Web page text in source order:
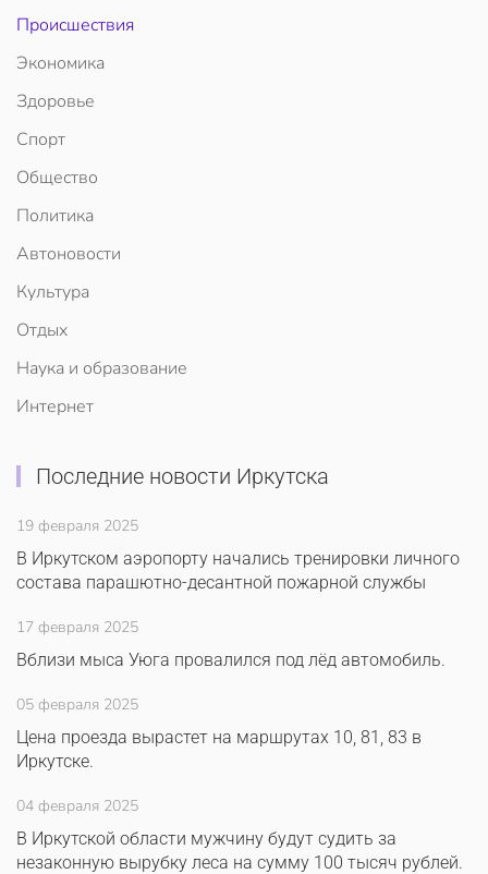
Происшествия
Экономика
Здоровье
Спорт
Общество
Политика
Автоновости
Культура
Отдых
Наука и образование
Интернет
Последние новости Иркутска
19 февраля 2025
В Иркутском аэропорту начались тренировки личного
состава парашютно-десантной пожарной службы
17 февраля 2025
Вблизи мыса Уюга провалился под лёд автомобиль.
05 февраля 2025
Цена проезда вырастет на маршрутах 10, 81, 83 в
Иркутске.
04 февраля 2025
В Иркутской области мужчину будут судить за
незаконную вырубку леса на сумму 100 тысяч рублей.